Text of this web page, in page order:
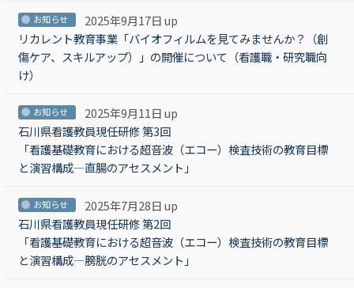
2025年9月17日 up
お知らせ
リカレント教育事業「バイオフィルムを見てみませんか？（創
傷ケア、スキルアップ）」の開催について（看護職・研究職向
け）
2025年9月11日 up
お知らせ
石川県看護教員現任研修 第3回
「看護基礎教育における超音波（エコー）検査技術の教育目標
と演習構成―直腸のアセスメント」
2025年7月28日 up
お知らせ
石川県看護教員現任研修 第2回
「看護基礎教育における超音波（エコー）検査技術の教育目標
と演習構成―膀胱のアセスメント」